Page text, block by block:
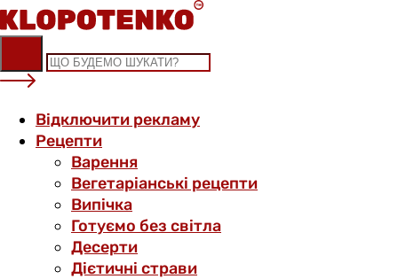
Skip
to
content
Відключити рекламу
Рецепти
Варення
Вегетаріанські рецепти
Випічка
Готуємо без світла
Десерти
Дієтичні страви